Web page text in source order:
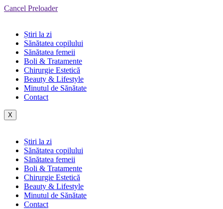
Cancel Preloader
Știri la zi
Sănătatea copilului
Sănătatea femeii
Boli & Tratamente
Chirurgie Estetică
Beauty & Lifestyle
Minutul de Sănătate
Contact
X
Știri la zi
Sănătatea copilului
Sănătatea femeii
Boli & Tratamente
Chirurgie Estetică
Beauty & Lifestyle
Minutul de Sănătate
Contact